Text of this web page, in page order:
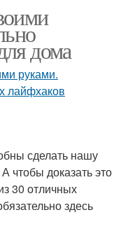
дома
сделать нашу
чтобы доказать это
30 отличных
здесь